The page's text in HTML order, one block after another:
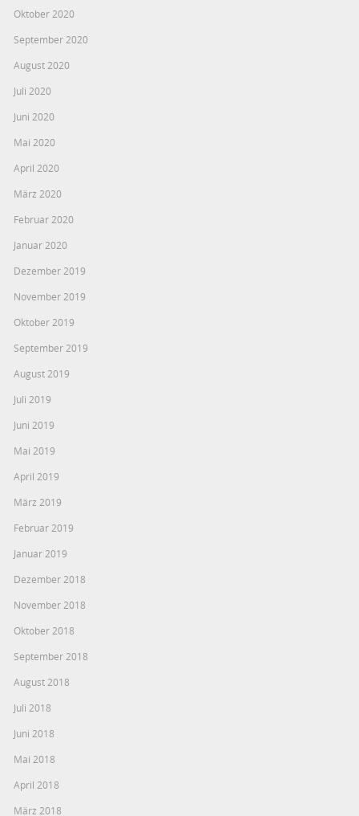
Oktober 2020
September 2020
August 2020
Juli 2020
Juni 2020
Mai 2020
April 2020
März 2020
Februar 2020
Januar 2020
Dezember 2019
November 2019
Oktober 2019
September 2019
August 2019
Juli 2019
Juni 2019
Mai 2019
April 2019
März 2019
Februar 2019
Januar 2019
Dezember 2018
November 2018
Oktober 2018
September 2018
August 2018
Juli 2018
Juni 2018
Mai 2018
April 2018
März 2018